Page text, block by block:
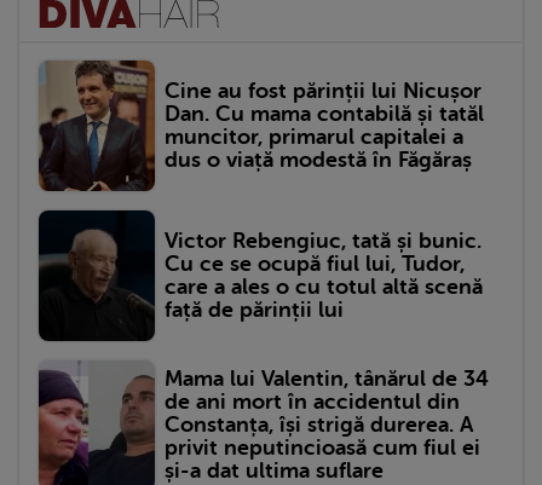
Cine au fost părinții lui Nicușor
Dan. Cu mama contabilă și tatăl
muncitor, primarul capitalei a
dus o viață modestă în Făgăraș
Victor Rebengiuc, tată și bunic.
Cu ce se ocupă fiul lui, Tudor,
care a ales o cu totul altă scenă
față de părinții lui
Mama lui Valentin, tânărul de 34
de ani mort în accidentul din
Constanța, își strigă durerea. A
privit neputincioasă cum fiul ei
și-a dat ultima suflare